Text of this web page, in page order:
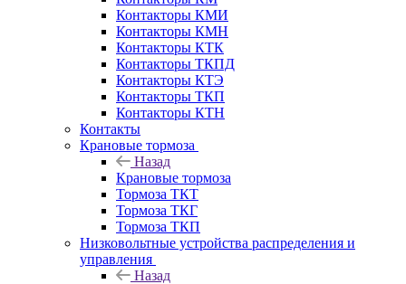
Контакторы КМИ
Контакторы КМН
Контакторы КТК
Контакторы ТКПД
Контакторы КТЭ
Контакторы ТКП
Контакторы КТН
Контакты
Крановые тормоза
Назад
Крановые тормоза
Тормоза ТКТ
Тормоза ТКГ
Тормоза ТКП
Низковольтные устройства распределения и
управления
Назад